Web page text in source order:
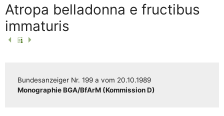
Atropa belladonna e fructibus
immaturis
Bun­des­an­zei­ger Nr. 199 a vom 20.10.1989
Mono­gra­phie BGA/​​BfArM (Kom­mis­si­on D)